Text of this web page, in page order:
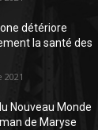
détériore
la santé des
Nouveau Monde
de Maryse